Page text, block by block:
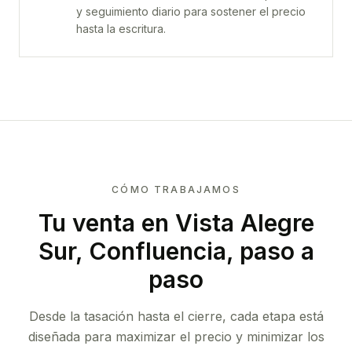
y seguimiento diario para sostener el precio
hasta la escritura.
CÓMO TRABAJAMOS
Tu venta en Vista Alegre
Sur, Confluencia, paso a
paso
Desde la tasación hasta el cierre, cada etapa está
diseñada para maximizar el precio y minimizar los